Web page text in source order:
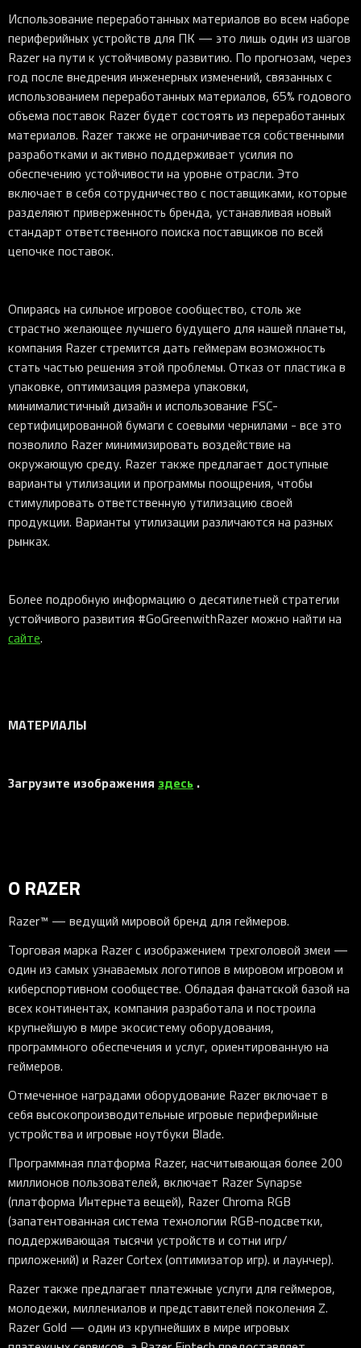
Использование переработанных материалов во всем наборе
периферийных устройств для ПК — это лишь один из шагов
Razer на пути к устойчивому развитию. По прогнозам, через
год после внедрения инженерных изменений, связанных с
использованием переработанных материалов, 65% годового
объема поставок Razer будет состоять из переработанных
материалов. Razer также не ограничивается собственными
разработками и активно поддерживает усилия по
обеспечению устойчивости на уровне отрасли. Это
включает в себя сотрудничество с поставщиками, которые
разделяют приверженность бренда, устанавливая новый
стандарт ответственного поиска поставщиков по всей
цепочке поставок.
Опираясь на сильное игровое сообщество, столь же
страстно желающее лучшего будущего для нашей планеты,
компания Razer стремится дать геймерам возможность
стать частью решения этой проблемы. Отказ от пластика в
упаковке, оптимизация размера упаковки,
минималистичный дизайн и использование FSC-
сертифицированной бумаги с соевыми чернилами - все это
позволило Razer минимизировать воздействие на
окружающую среду. Razer также предлагает доступные
варианты утилизации и программы поощрения, чтобы
стимулировать ответственную утилизацию своей
продукции. Варианты утилизации различаются на разных
рынках.
Более подробную информацию о десятилетней стратегии
устойчивого развития #GoGreenwithRazer можно найти на
сайте.
МАТЕРИАЛЫ
Загрузите изображения здесь .
О RAZER
Razer™ — ведущий мировой бренд для геймеров.
Торговая марка Razer с изображением трехголовой змеи —
один из самых узнаваемых логотипов в мировом игровом и
киберспортивном сообществе. Обладая фанатской базой на
всех континентах, компания разработала и построила
крупнейшую в мире экосистему оборудования,
программного обеспечения и услуг, ориентированную на
геймеров.
Отмеченное наградами оборудование Razer включает в
себя высокопроизводительные игровые периферийные
устройства и игровые ноутбуки Blade.
Программная платформа Razer, насчитывающая более 200
миллионов пользователей, включает Razer Synapse
(платформа Интернета вещей), Razer Chroma RGB
(запатентованная система технологии RGB-подсветки,
поддерживающая тысячи устройств и сотни игр/
приложений) и Razer Cortex (оптимизатор игр). и лаунчер).
Razer также предлагает платежные услуги для геймеров,
молодежи, миллениалов и представителей поколения Z.
Razer Gold — один из крупнейших в мире игровых